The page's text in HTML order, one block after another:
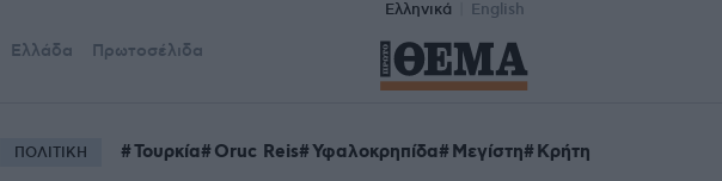
Ελληνικά English
Ελλάδα Πρωτοσέλιδα
ΠΟΛΙΤΙΚΗ Τουρκία Oruc Reis Υφαλοκρηπίδα Μεγίστη Κρήτη